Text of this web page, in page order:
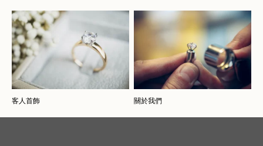
客人首飾 關於我們